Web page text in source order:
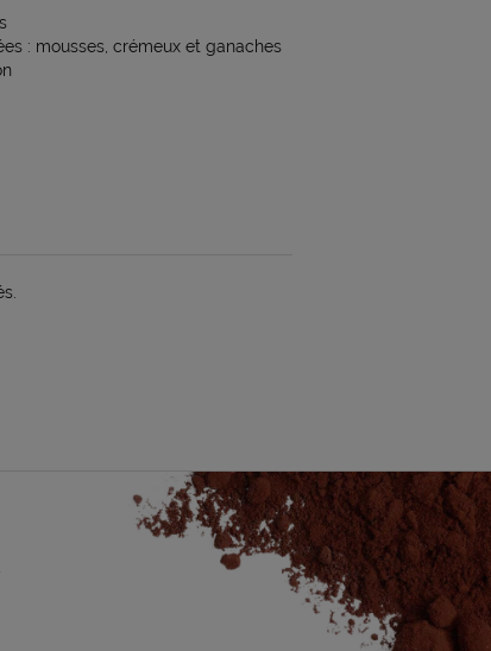
: mousses, crémeux et ganaches